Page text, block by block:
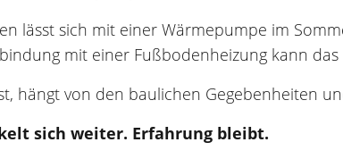
lässt sich mit einer Wärmepumpe im
mit einer Fußbodenheizung kann
hängt von den baulichen Gegebenheiten
sich weiter. Erfahrung bleibt.